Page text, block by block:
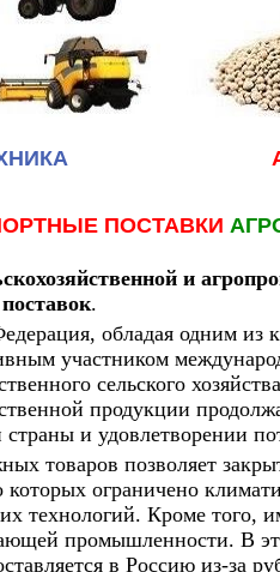
ПОСТАВКИ
и
.
обладая одним
участником
сельского
продукции
страны и удовлетворении
товаров позволяет
которых ограничено
технологий. Кроме того,
промышленности. В
в Россию из-за